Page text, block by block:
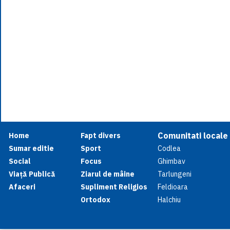
Home
Sumar editie
Social
Viață Publică
Afaceri
Fapt divers
Sport
Focus
Ziarul de mâine
Supliment Religios
Ortodox
Comunitati locale
Codlea
Ghimbav
Tarlungeni
Feldioara
Halchiu